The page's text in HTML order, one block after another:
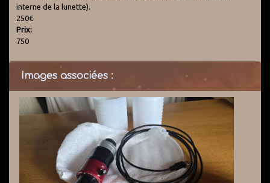
interne de la lunette).
250€
Prix:
750
Images associées :